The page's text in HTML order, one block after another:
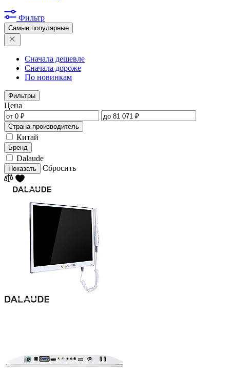
Фильтр
Самые популярные
Сначала дешевле
Сначала дороже
По новинкам
Фильтры
Цена
Страна производитель
Китай
Бренд
Dalaude
Показать Сбросить